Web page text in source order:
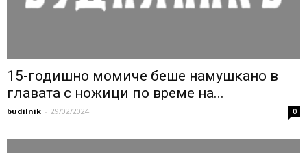
15-годишно момиче беше намушкано в
главата с ножици по време на...
budilnik - 29/02/2024 0